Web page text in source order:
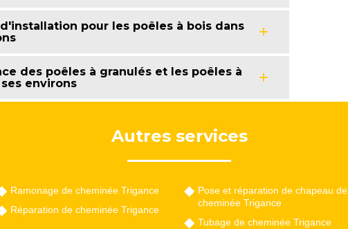
pour les poêles à bois dans
des poêles à granulés et les poêles à
environs
Autres services
Ramonage de cheminée Trigance
Réparation de cheminée Trigance
Pose et réparation de chapeau de
cheminée Trigance
Tubage de cheminée Trigance